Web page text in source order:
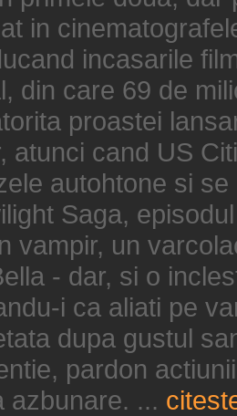
in
incasarile
din care 69 de
proastei
atunci cand US
autohtone si
Saga,
vampir, un
- dar, si o
i ca aliati pe
dupa gustul
pardon
azbunare. ...